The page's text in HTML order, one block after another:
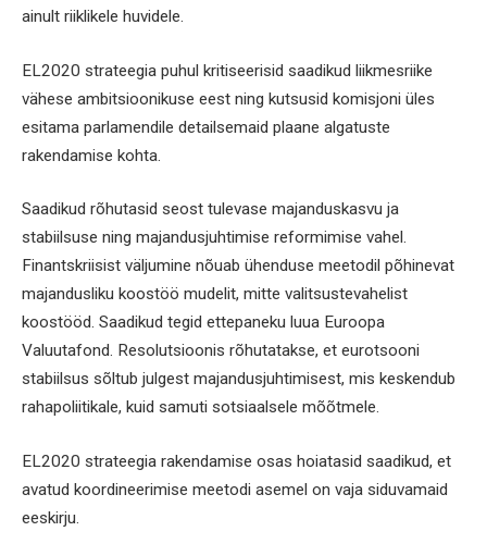
ainult riiklikele huvidele.
EL2020 strateegia puhul kritiseerisid saadikud liikmesriike
vähese ambitsioonikuse eest ning kutsusid komisjoni üles
esitama parlamendile detailsemaid plaane algatuste
rakendamise kohta.
Saadikud rõhutasid seost tulevase majanduskasvu ja
stabiilsuse ning majandusjuhtimise reformimise vahel.
Finantskriisist väljumine nõuab ühenduse meetodil põhinevat
majandusliku koostöö mudelit, mitte valitsustevahelist
koostööd. Saadikud tegid ettepaneku luua Euroopa
Valuutafond. Resolutsioonis rõhutatakse, et eurotsooni
stabiilsus sõltub julgest majandusjuhtimisest, mis keskendub
rahapoliitikale, kuid samuti sotsiaalsele mõõtmele.
EL2020 strateegia rakendamise osas hoiatasid saadikud, et
avatud koordineerimise meetodi asemel on vaja siduvamaid
eeskirju.